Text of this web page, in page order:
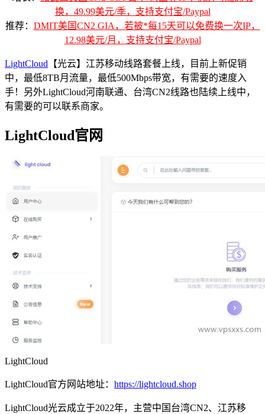
换，49.99美元/季，支持支付宝/Paypal
推荐： DMIT美国CN2 GIA，若被*每15天可以免费换一次IP，
12.98美元/月，支持支付宝/Paypal
LightCloud 【光云】江苏移动线路套餐上线，目前上新促销
中，最低8TB月流量，最低500Mbps带宽，有需要的速度入
手！另外LightCloud河南联通、台湾CN2线路也陆续上线中，
有需要的可以联系商家。
LightCloud官网
LightCloud
LightCloud官方网站地址： https://lightcloud.shop
LightCloud光云成立于2022年，主营中国台湾CN2、江苏移